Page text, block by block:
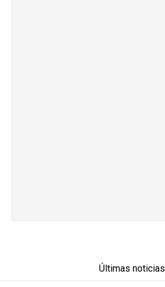
Últimas noticias